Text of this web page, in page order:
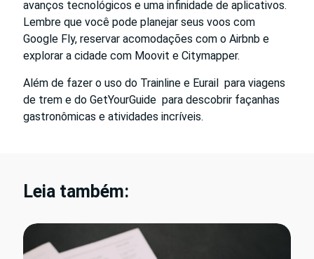
avanços tecnológicos e uma infinidade de aplicativos.
Lembre que você pode planejar seus voos com
Google Fly, reservar acomodações com o Airbnb e
explorar a cidade com Moovit e Citymapper.
Além de fazer o uso do Trainline e Eurail para viagens
de trem e do GetYourGuide para descobrir façanhas
gastronômicas e atividades incríveis.
Leia também: